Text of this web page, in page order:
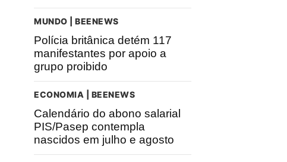
MUNDO | BEENEWS
Polícia britânica detém 117
manifestantes por apoio a
grupo proibido
ECONOMIA | BEENEWS
Calendário do abono salarial
PIS/Pasep contempla
nascidos em julho e agosto